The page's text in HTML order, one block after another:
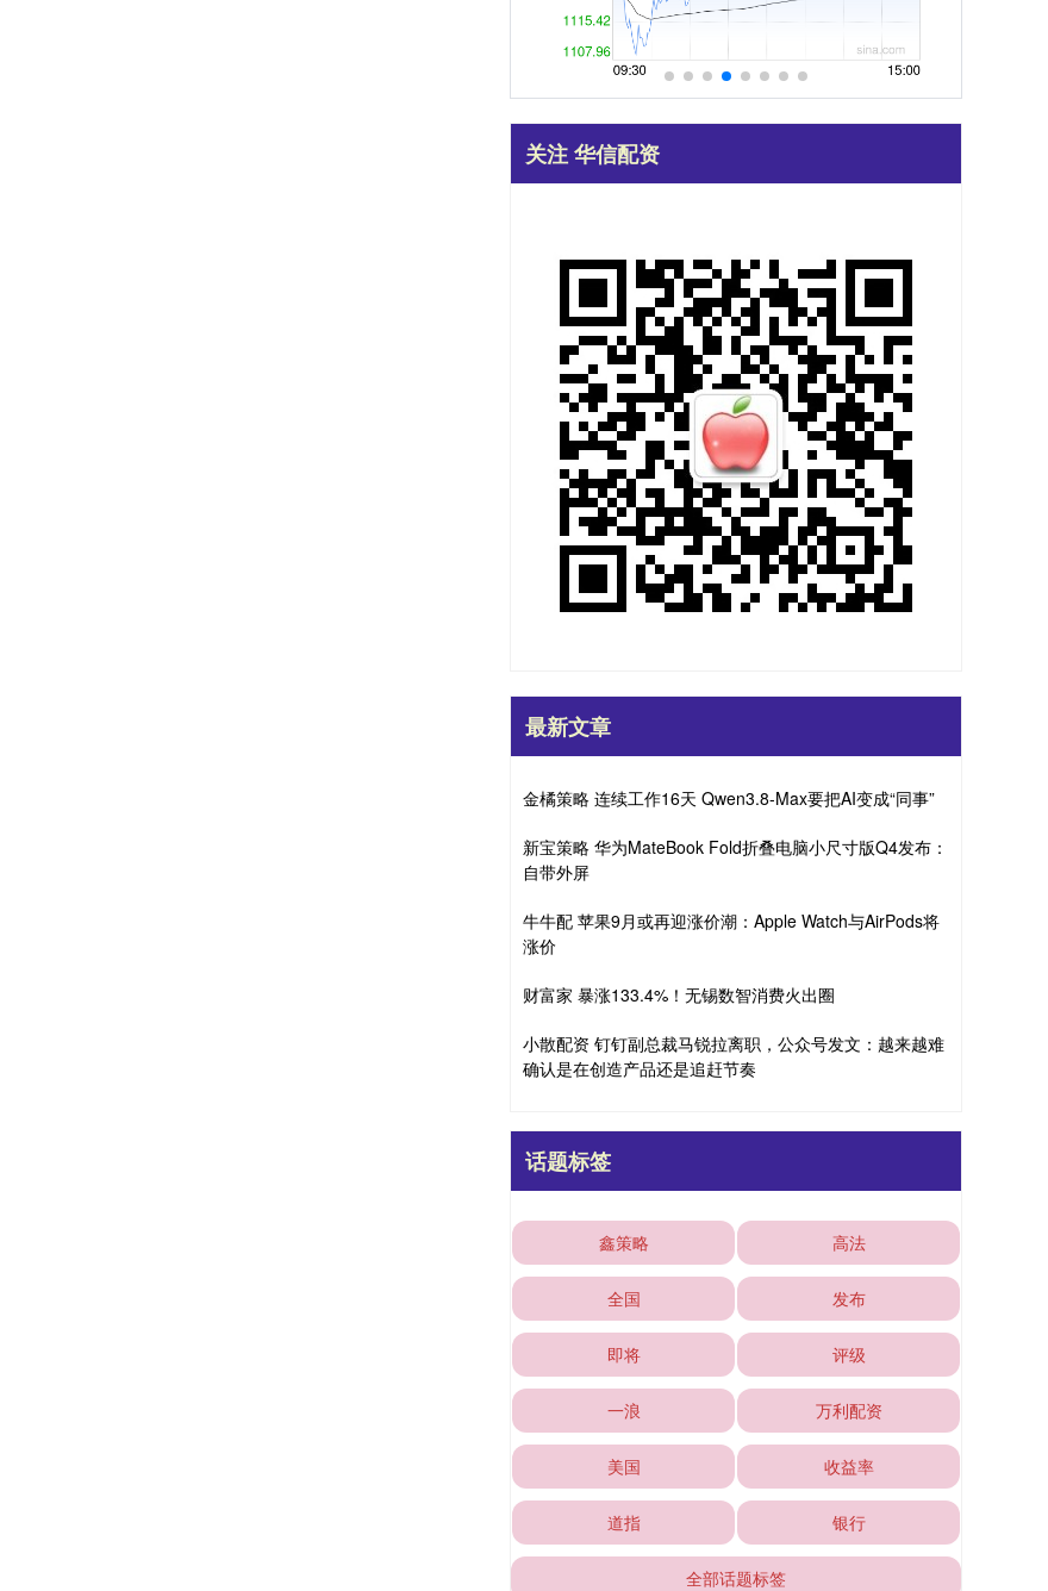
关注 华信配资
最新文章
金橘策略 连续工作16天 Qwen3.8-Max要把AI变成“同事”
新宝策略 华为MateBook Fold折叠电脑小尺寸版Q4发布：
自带外屏
牛牛配 苹果9月或再迎涨价潮：Apple Watch与AirPods将
涨价
财富家 暴涨133.4%！无锡数智消费火出圈
小散配资 钉钉副总裁马锐拉离职，公众号发文：越来越难
确认是在创造产品还是追赶节奏
话题标签
鑫策略 高法
全国 发布
即将 评级
一浪 万利配资
美国 收益率
道指 银行
全部话题标签